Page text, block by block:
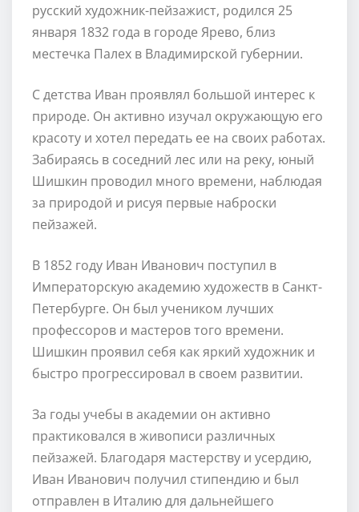
русский художник-пейзажист, родился 25
января 1832 года в городе Ярево, близ
местечка Палех в Владимирской губернии.
С детства Иван проявлял большой интерес к
природе. Он активно изучал окружающую его
красоту и хотел передать ее на своих работах.
Забираясь в соседний лес или на реку, юный
Шишкин проводил много времени, наблюдая
за природой и рисуя первые наброски
пейзажей.
В 1852 году Иван Иванович поступил в
Императорскую академию художеств в Санкт-
Петербурге. Он был учеником лучших
профессоров и мастеров того времени.
Шишкин проявил себя как яркий художник и
быстро прогрессировал в своем развитии.
За годы учебы в академии он активно
практиковался в живописи различных
пейзажей. Благодаря мастерству и усердию,
Иван Иванович получил стипендию и был
отправлен в Италию для дальнейшего